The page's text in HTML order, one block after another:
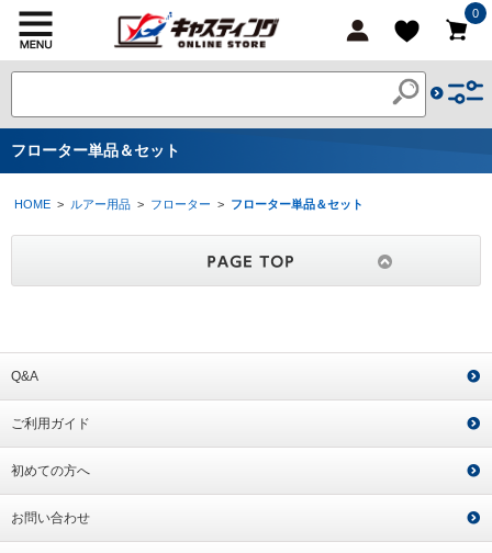
0
フローター単品＆セット
HOME > ルアー用品 > フローター > フローター単品＆セット
Q&A
ご利用ガイド
初めての方へ
お問い合わせ